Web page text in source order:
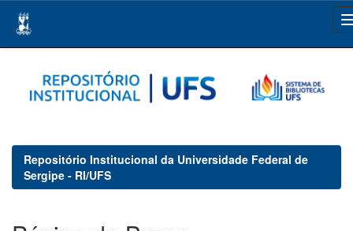
navigation
Repositório Institucional da Universidade Federal de
Sergipe - RI/UFS